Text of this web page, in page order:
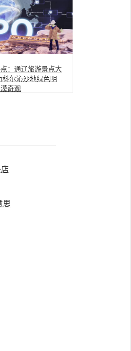
：通辽旅游景点大
科尔沁沙地绿色明
奇观
思